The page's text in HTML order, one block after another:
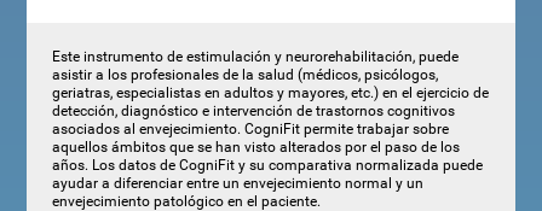
Este instrumento de estimulación y neurorehabilitación, puede
asistir a los profesionales de la salud (médicos, psicólogos,
geriatras, especialistas en adultos y mayores, etc.) en el ejercicio de
detección, diagnóstico e intervención de trastornos cognitivos
asociados al envejecimiento. CogniFit permite trabajar sobre
aquellos ámbitos que se han visto alterados por el paso de los
años. Los datos de CogniFit y su comparativa normalizada puede
ayudar a diferenciar entre un envejecimiento normal y un
envejecimiento patológico en el paciente.